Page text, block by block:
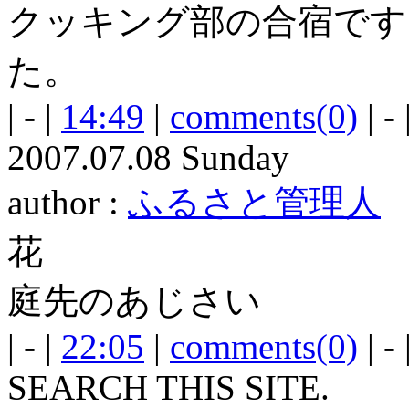
クッキング部の合宿で
た。
| - | 14:49 | comments(0) | -
2007.07.08 Sunday
author : ふるさと管理人
花
庭先のあじさい
| - | 22:05 | comments(0) | -
SEARCH THIS SITE.